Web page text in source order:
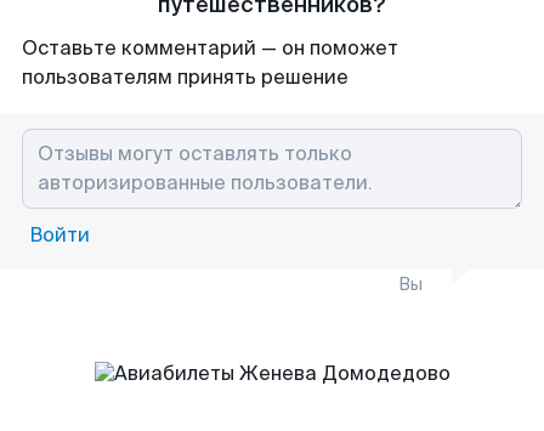
Оставьте комментарий — он поможет
пользователям принять решение
Войти
Вы